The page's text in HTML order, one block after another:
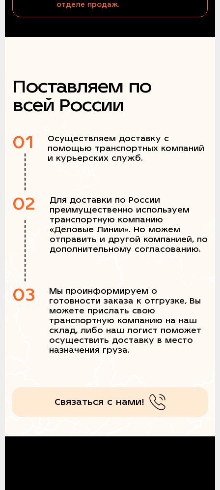
отделе продаж.
Поставляем по
всей России
01
Осуществляем доставку с
помощью транспортных компаний
и курьерских служб.
02
Для доставки по России
преимущественно используем
транспортную компанию
«Деловые Линии». Но можем
отправить и другой компанией, по
дополнительному согласованию.
03
Мы проинформируем о
готовности заказа к отгрузке, Вы
можете прислать свою
транспортную компанию на наш
склад, либо наш логист поможет
осуществить доставку в место
назначения груза.
Связаться с нами!